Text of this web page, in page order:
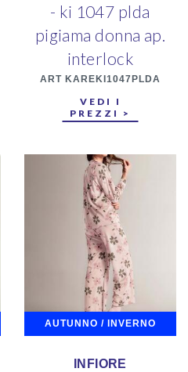
- ki 1047 plda
pigiama donna ap.
interlock
ART KAREKI1047PLDA
VEDI I
PREZZI >
AUTUNNO / INVERNO
INFIORE